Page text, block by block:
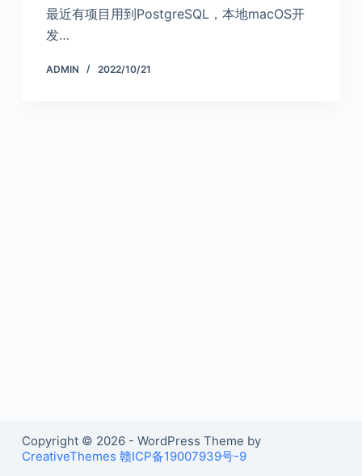
最近有项目用到PostgreSQL，本地macOS开
发…
ADMIN 2022/10/21
Copyright © 2026 - WordPress Theme by
CreativeThemes 赣ICP备19007939号-9